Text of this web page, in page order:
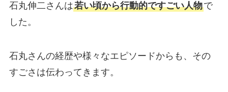
石丸伸二さんは若い頃から行動的ですごい人物で
した。
石丸さんの経歴や様々なエピソードからも、その
すごさは伝わってきます。